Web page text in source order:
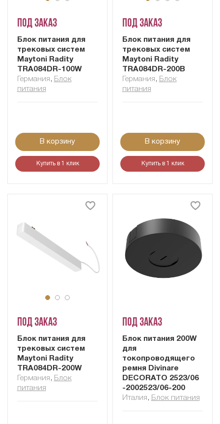
Под заказ
Блок питания для
трековых систем
Maytoni Radity
TRA084DR-100W
Германия , Блок
питания
В корзину
Купить в 1 клик
Под заказ
Блок питания для
трековых систем
Maytoni Radity
TRA084DR-200B
Германия , Блок
питания
В корзину
Купить в 1 клик
Под заказ
Блок питания для
трековых систем
Maytoni Radity
TRA084DR-200W
Германия , Блок
питания
Под заказ
Блок питания 200W
для
токопроводящего
ремня Divinare
DECORATO 2523/06
-2002523/06-200
Италия , Блок питания